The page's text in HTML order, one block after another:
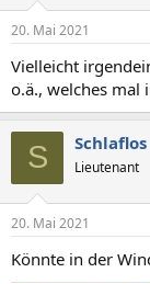
20. Mai 2021
Vielleicht
o.ä., welches mal
S Schlaflos
Lieutenant
20. Mai 2021
Könnte in der